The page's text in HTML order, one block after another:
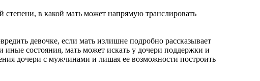
в какой мать может напрямую транслировать
девочке, если мать излишне подробно рассказывает
состояния, мать может искать у дочери поддержки и
дочери с мужчинами и лишая ее возможности построить